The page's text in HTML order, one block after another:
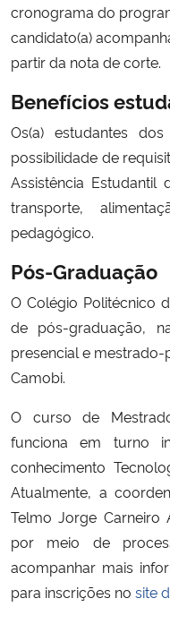
cronograma do
candidato(a)
partir da nota de corte.
Benefícios
Os(a) estudantes
possibilidade de
Assistência Estudantil
transporte,
pedagógico.
Pós-Graduação
O Colégio Politécnico
de pós-graduação,
presencial e
Camobi.
O curso de
funciona em turno
conhecimento
Atualmente, a
Telmo Jorge
por meio de
acompanhar mais
para inscrições no site